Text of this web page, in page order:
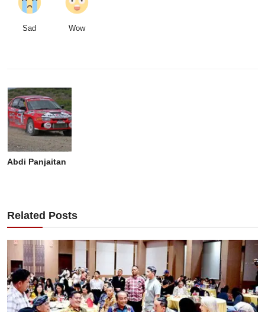
Sad Wow
Abdi Panjaitan
Related Posts